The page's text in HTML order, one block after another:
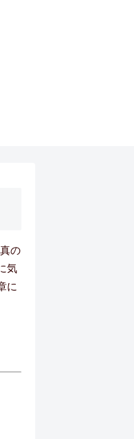
の
気
に